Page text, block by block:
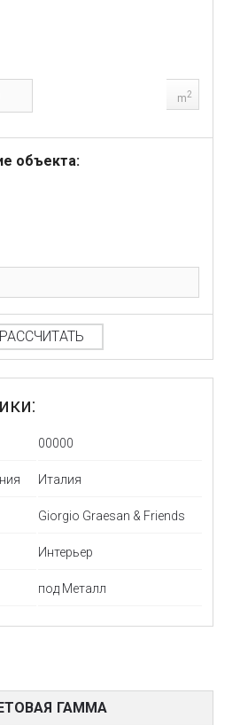
m2
объекта:
РАССЧИТАТЬ
00000
Италия
Giorgio Graesan & Friends
Интерьер
под Металл
ГАММА